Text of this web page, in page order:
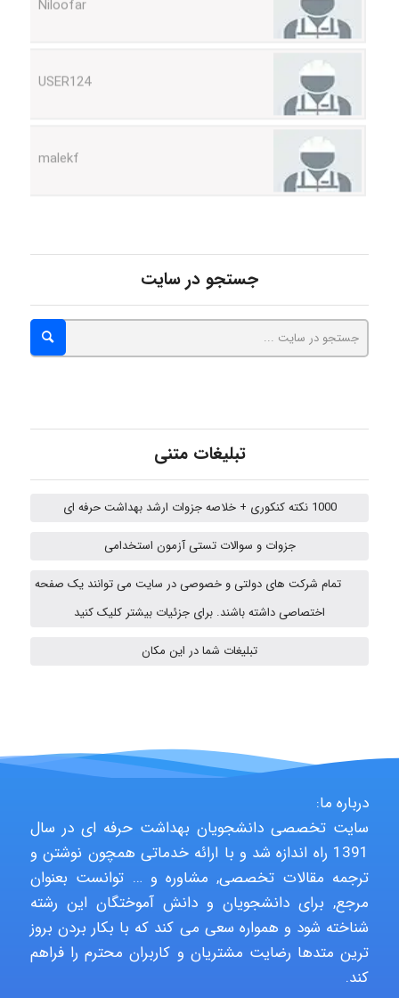
Jafar Tym
aghajari vahid
Niloofar
USER124
malekf
جستجو در سایت
تبلیغات متنی
1000 نکته کنکوری + خلاصه جزوات ارشد بهداشت حرفه ای
جزوات و سوالات تستی آزمون استخدامی
تمام شرکت های دولتی و خصوصی در سایت می توانند یک صفحه
اختصاصی داشته باشند. برای جزئیات بیشتر کلیک کنید
تبلیغات شما در این مکان
درباره ما:
سایت تخصصی دانشجویان بهداشت حرفه ای در سال
1391 راه اندازه شد و با ارائه خدماتی همچون نوشتن و
ترجمه مقالات تخصصی, مشاوره و … توانست بعنوان
مرجع, برای دانشجویان و دانش آموختگان این رشته
شناخته شود و همواره سعی می کند که با بکار بردن بروز
ترین متدها رضایت مشتریان و کاربران محترم را فراهم
کند.